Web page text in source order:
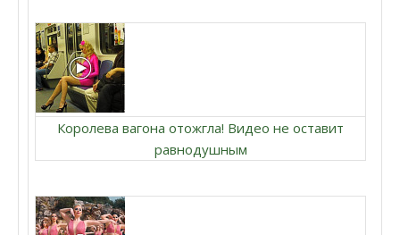
Королева вагона отожгла! Видео не оставит
равнодушным